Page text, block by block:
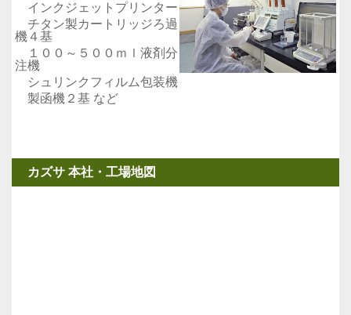
インクジェットプリンター
チタン製カートリッジろ過
機４基
１００～５００ｍｌ液剤分
注機
シュリンクフィルム包装機
製函機２基 など
カズサ 本社・工場地図